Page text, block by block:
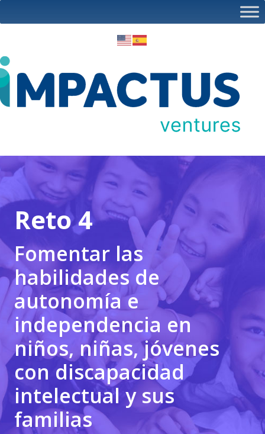
Reto 4
Fomentar las
habilidades de
autonomía e
independencia en
niños, niñas, jóvenes
con discapacidad
intelectual y sus
familias